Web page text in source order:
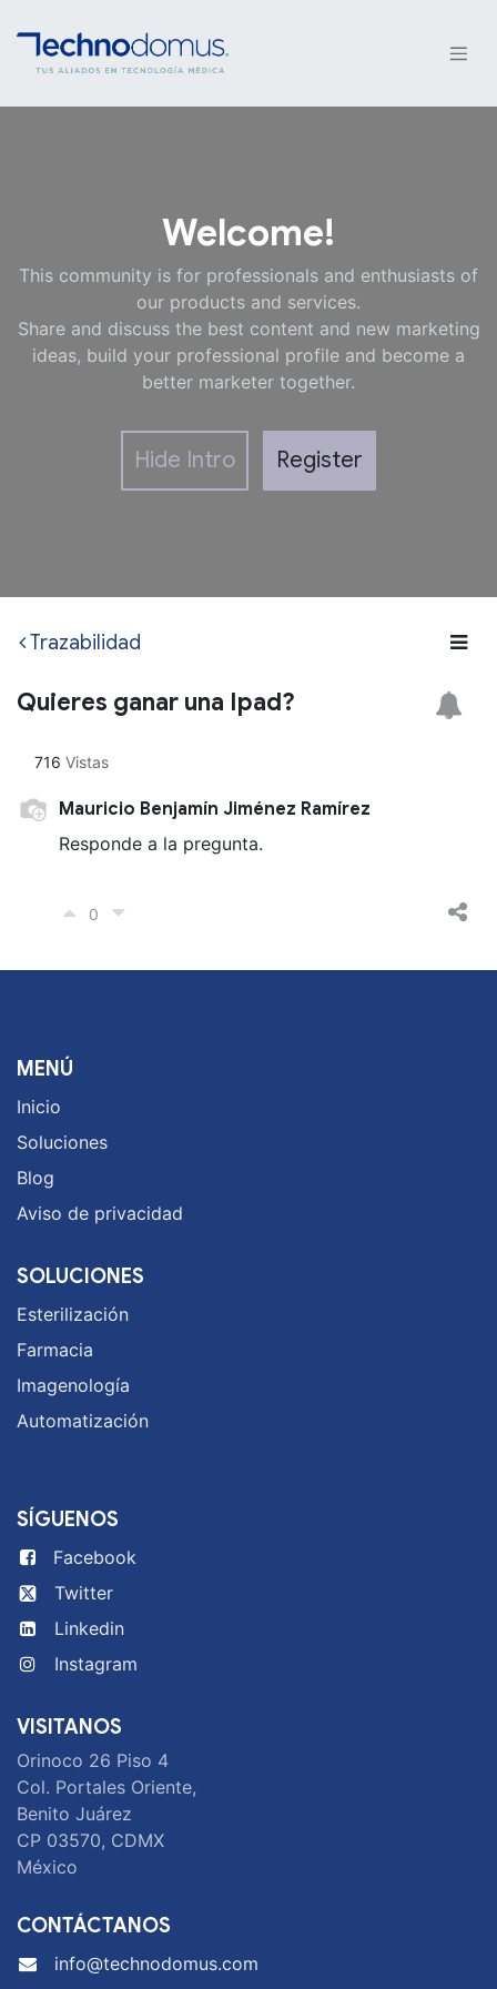
Welcome!
This community is for professionals and enthusiasts of
our products and services.
Share and discuss the best content and new marketing
ideas, build your professional profile and become a
better marketer together.
Hide Intro Register
Trazabilidad
Quieres ganar una Ipad?
716 Vistas
Mauricio Benjamín Jiménez Ramírez
Responde a la pregunta.
0
MENÚ
Inicio
Soluciones
Blog
Aviso de privacidad
SOLUCIONES
Esterilización
Farmacia
Imagenología
Automatización
SÍGUENOS
Facebook
Twitter
Linkedin
Instagram
VISITANOS
Orinoco 26 Piso 4
Col. Portales Oriente,
Benito Juárez
CP 03570, CDMX
México
CONTÁCTANOS
info@technodomus.com